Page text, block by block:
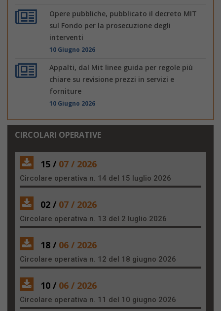
Opere pubbliche, pubblicato il decreto MIT
sul Fondo per la prosecuzione degli
interventi
10 Giugno 2026
Appalti, dal Mit linee guida per regole più
chiare su revisione prezzi in servizi e
forniture
10 Giugno 2026
CIRCOLARI OPERATIVE
15 / 07 / 2026
Circolare operativa n. 14 del 15 luglio 2026
02 / 07 / 2026
Circolare operativa n. 13 del 2 luglio 2026
18 / 06 / 2026
Circolare operativa n. 12 del 18 giugno 2026
10 / 06 / 2026
Circolare operativa n. 11 del 10 giugno 2026